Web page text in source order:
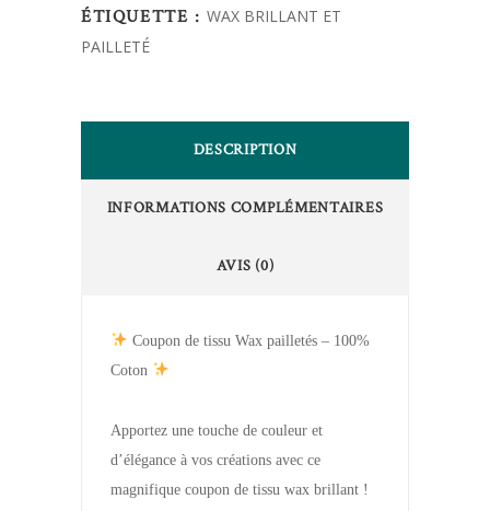
ÉTIQUETTE :WAX BRILLANT ET
PAILLETÉ
DESCRIPTION
INFORMATIONS COMPLÉMENTAIRES
AVIS (0)
Coupon de tissu Wax pailletés – 100%
Coton
Apportez une touche de couleur et
d’élégance à vos créations avec ce
magnifique coupon de tissu wax brillant !